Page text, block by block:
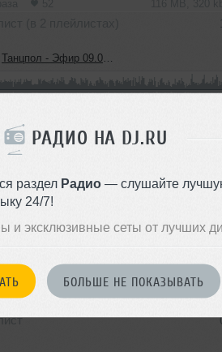
РАДИО НА DJ.RU
раздел Радио — слушайте
24/7!
и эксклюзивные сеты от лучших
БОЛЬШЕ НЕ ПОКАЗЫВАТЬ
Танцпол - Эфир 09.06.23 ( Час 1)
(в 2 плейлистах)
Танцпол - Эфир 02.06.23 ( Час 2)
48
(в 4 плейлистах)
1 128 MB, 320